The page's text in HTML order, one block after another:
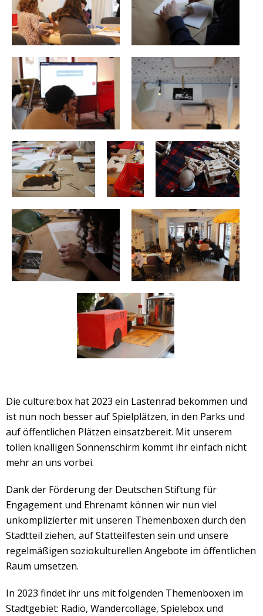
Die culture:box hat 2023 ein Lastenrad bekommen und
ist nun noch besser auf Spielplätzen, in den Parks und
auf öffentlichen Plätzen einsatzbereit. Mit unserem
tollen knalligen Sonnenschirm kommt ihr einfach nicht
mehr an uns vorbei.
Dank der Förderung der Deutschen Stiftung für
Engagement und Ehrenamt können wir nun viel
unkomplizierter mit unseren Themenboxen durch den
Stadtteil ziehen, auf Statteilfesten sein und unsere
regelmäßigen soziokulturellen Angebote im öffentlichen
Raum umsetzen.
In 2023 findet ihr uns mit folgenden Themenboxen im
Stadtgebiet: Radio, Wandercollage, Spielebox und